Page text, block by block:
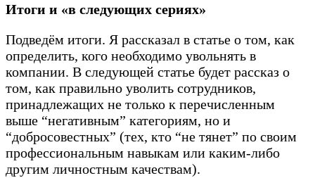
Итоги и «в следующих сериях»
Подведём итоги. Я рассказал в статье о том, как
определить, кого необходимо увольнять в
компании. В следующей статье будет рассказ о
том, как правильно уволить сотрудников,
принадлежащих не только к перечисленным
выше “негативным” категориям, но и
“добросовестных” (тех, кто “не тянет” по своим
профессиональным навыкам или каким-либо
другим личностным качествам).